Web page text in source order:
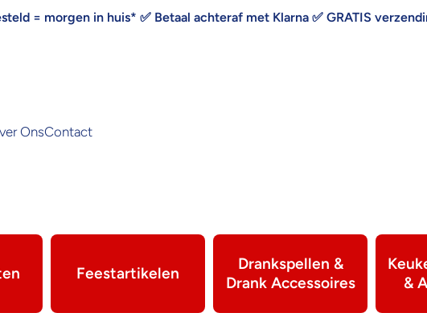
= morgen in huis* ✅ Betaal achteraf met Klarna ✅ GRATIS
OnsContact
Feestartikelen
Drankspellen &
Drank Accessoires
&